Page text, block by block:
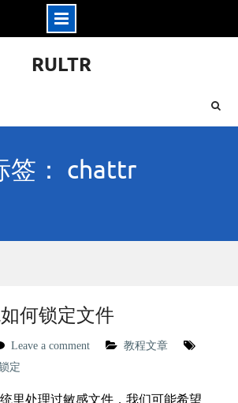
RULTR
签： chattr
何锁定文件
Leave a comment
教程文章
定
里处理过敏感文件，我们可能希望